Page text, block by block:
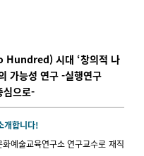
Hundred) 시대 ‘창의적 나
가능성 연구 -실행연구
으로-
개합니다!
예술교육연구소 연구교수로 재직